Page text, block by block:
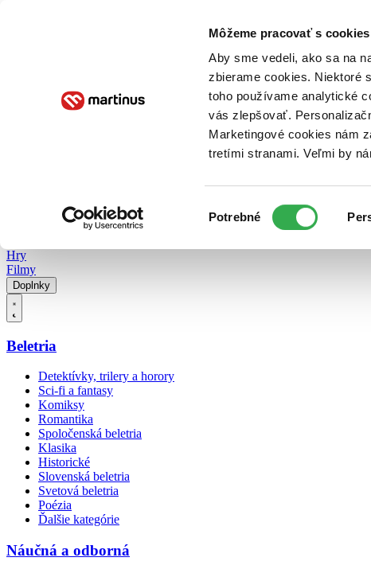
Môžeme pracovať s
Aby sme vedeli, ako sa na
zbierame cookies. Niektoré
toho používame analytické
vás zlepšovať.
Marketingové cookies nám
tretími stranami. Veľmi by
súhlasu
Potrebné
Poukážky Kontakt
Hry
Filmy
Doplnky
Beletria
Detektívky, trilery a horory
Sci-fi a fantasy
Komiksy
Romantika
Spoločenská beletria
Klasika
Historické
Slovenská beletria
Svetová beletria
Poézia
Ďalšie kategórie
Náučná a odborná